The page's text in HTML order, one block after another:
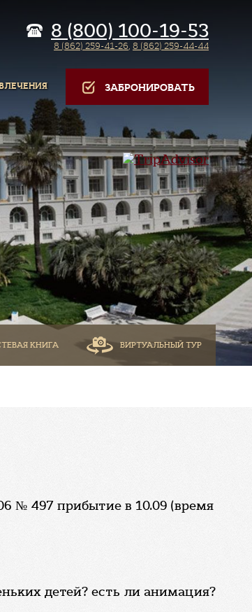
8 (800) 100-19-53
8 (862) 259-41-26, 8 (862) 259-44-44
ЗАБРОНИРОВАТЬ
КНИГА ВИРТУАЛЬНЫЙ ТУР
№ 497 прибытие в 10.09 (время
детей? есть ли анимация?